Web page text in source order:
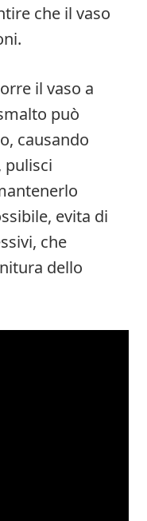
che il vaso
il vaso a
può
causando
pulisci
evita di
che
dello